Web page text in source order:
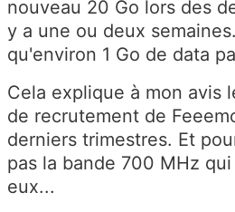
nouveau 20 Go lors des
y a une ou deux
qu'environ 1 Go de data
Cela explique à mon avis
de recrutement de
derniers trimestres. Et
pas la bande 700 MHz
eux...